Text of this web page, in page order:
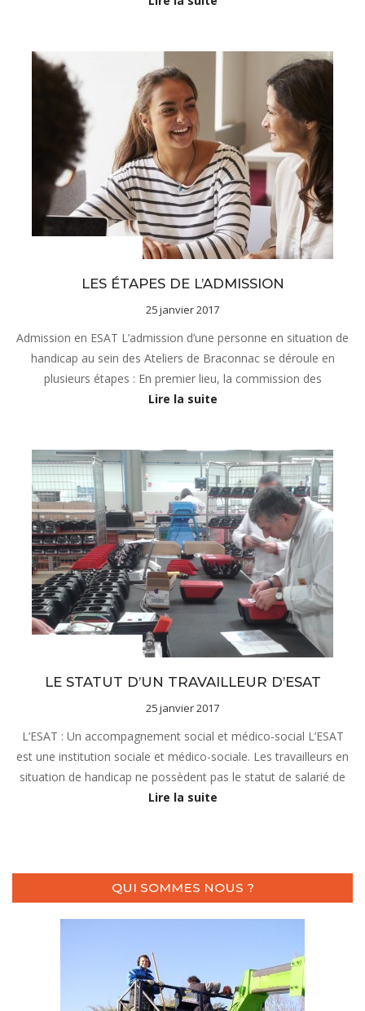
LES ÉTAPES DE L’ADMISSION
25 janvier 2017
Admission en ESAT L’admission d’une personne en situation de
handicap au sein des Ateliers de Braconnac se déroule en
plusieurs étapes : En premier lieu, la commission des
Lire la suite
LE STATUT D’UN TRAVAILLEUR D’ESAT
25 janvier 2017
L’ESAT : Un accompagnement social et médico-social L’ESAT
est une institution sociale et médico-sociale. Les travailleurs en
situation de handicap ne possèdent pas le statut de salarié de
Lire la suite
QUI SOMMES NOUS ?